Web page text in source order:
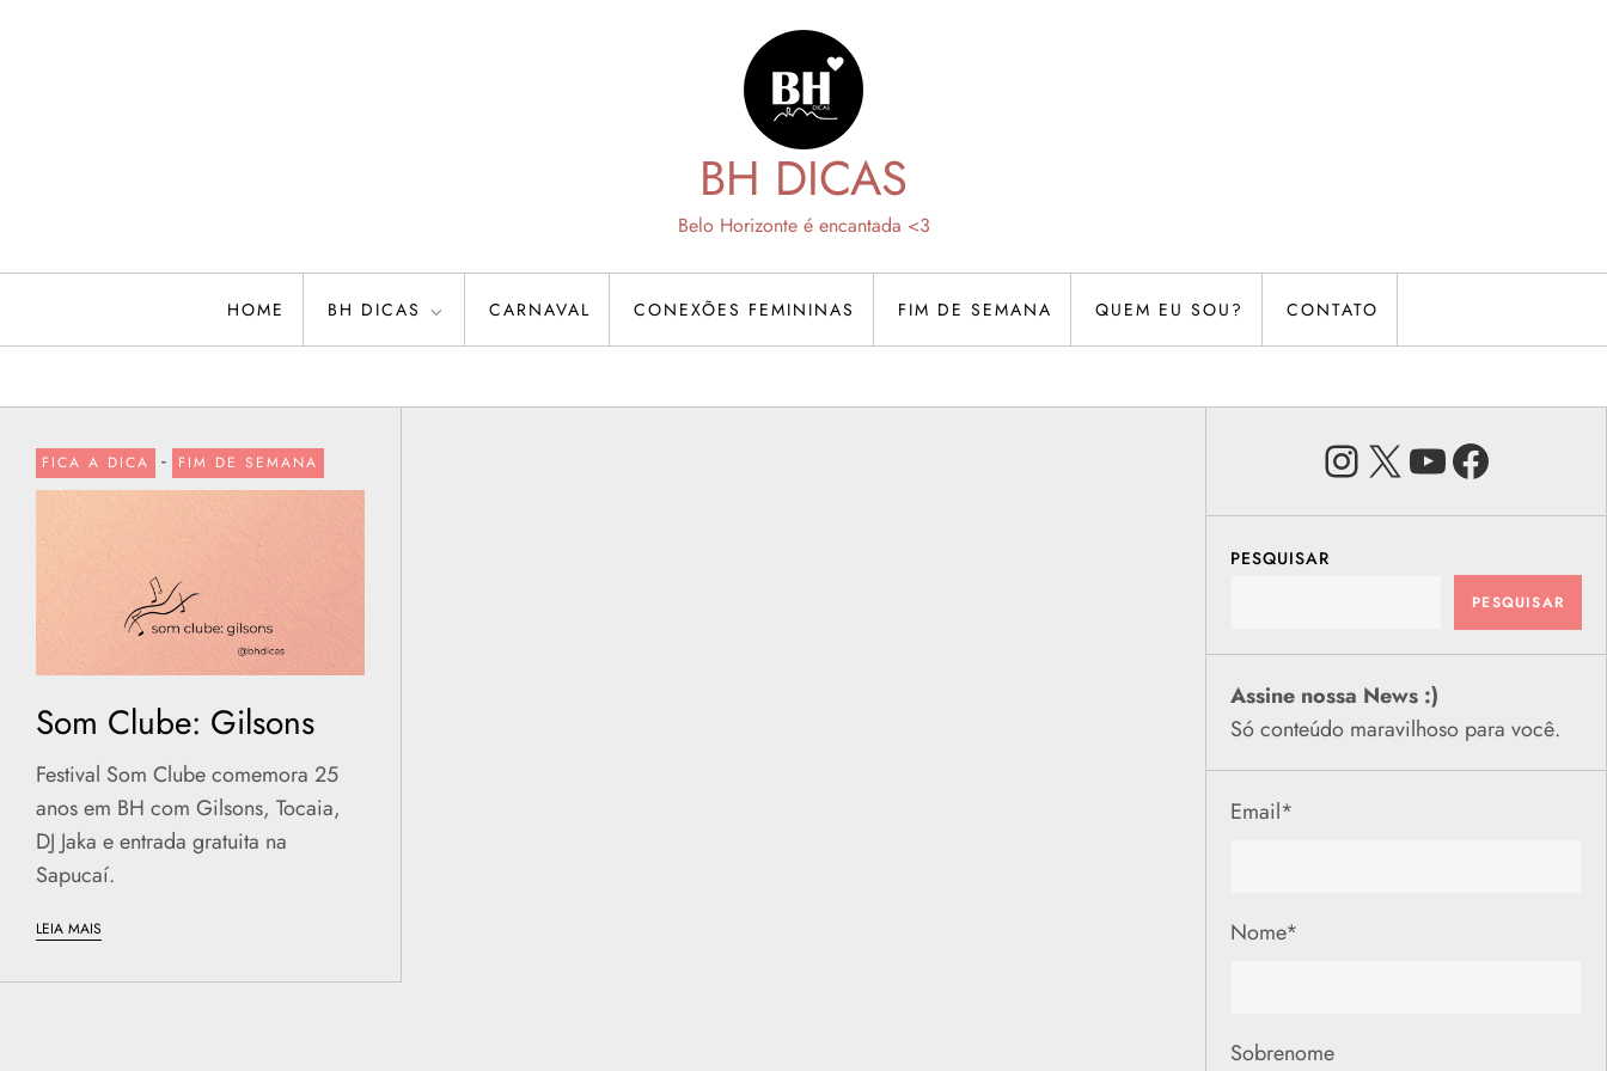
BH DICAS
Belo Horizonte é encantada <3
HOME BH DICAS CARNAVAL CONEXÕES FEMININAS FIM DE SEMANA QUEM EU SOU? CONTATO
FICA A DICA - FIM DE SEMANA
Som Clube: Gilsons
Festival Som Clube comemora 25
anos em BH com Gilsons, Tocaia,
DJ Jaka e entrada gratuita na
Sapucaí.
LEIA MAIS
Instagram
X Youtube
PESQUISAR
PESQUISAR
Assine nossa News :)
Só conteúdo maravilhoso para você.
Email*
Nome*
Sobrenome